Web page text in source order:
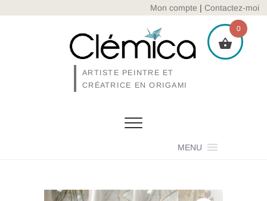
Mon compte | Contactez-moi
ARTISTE PEINTRE ET
CRÉATRICE EN ORIGAMI
MENU
0